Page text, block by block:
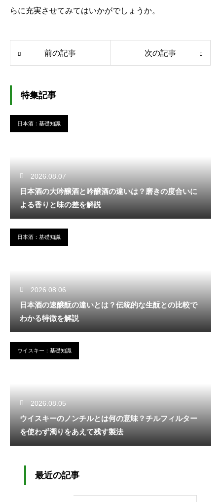
らに充実させてみてはいかがでしょうか。
前の記事 次の記事
特集記事
日本酒：基礎知識
2026.08.07
日本酒の大吟醸酒と吟醸酒の違いは？磨きの度合いに
よる香りと味の差を解説
日本酒：基礎知識
2026.08.06
日本酒の速醸酛の違いとは？伝統的な生酛との比較で
わかる特徴を解説
ウイスキー：基礎知識
2026.08.05
ウイスキーのノンチルとは何の意味？チルフィルター
を使わず濁りをあえて残す製法
最近の記事